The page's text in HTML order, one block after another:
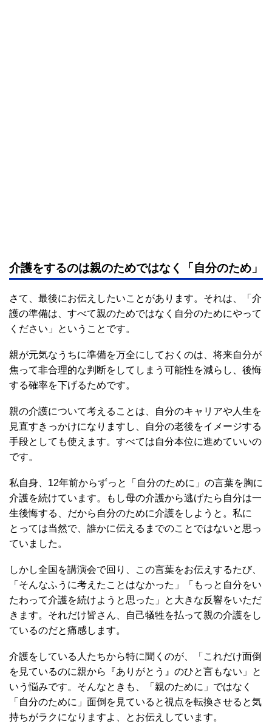
介護をするのは親のためではなく「自分のため」
さて、最後にお伝えしたいことがあります。それは、「介
護の準備は、すべて親のためではなく自分のためにやって
ください」ということです。
親が元気なうちに準備を万全にしておくのは、将来自分が
焦って非合理的な判断をしてしまう可能性を減らし、後悔
する確率を下げるためです。
親の介護について考えることは、自分のキャリアや人生を
見直すきっかけになりますし、自分の老後をイメージする
手段としても使えます。すべては自分本位に進めていいの
です。
私自身、12年前からずっと「自分のために」の言葉を胸に
介護を続けています。もし母の介護から逃げたら自分は一
生後悔する、だから自分のために介護をしようと。私に
とっては当然で、誰かに伝えるまでのことではないと思っ
ていました。
しかし全国を講演会で回り、この言葉をお伝えするたび、
「そんなふうに考えたことはなかった」「もっと自分をい
たわって介護を続けようと思った」と大きな反響をいただ
きます。それだけ皆さん、自己犠牲を払って親の介護をし
ているのだと痛感します。
介護をしている人たちから特に聞くのが、「これだけ面倒
を見ているのに親から『ありがとう』のひと言もない」と
いう悩みです。そんなときも、「親のために」ではなく
「自分のために」面倒を見ていると視点を転換させると気
持ちがラクになりますよ、とお伝えしています。